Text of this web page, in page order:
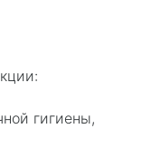
гигиены,